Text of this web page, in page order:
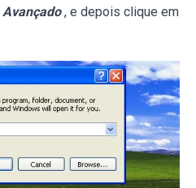
Avançado , e depois clique em